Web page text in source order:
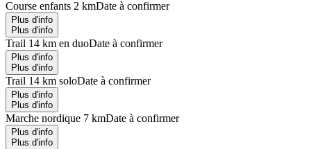
Course enfants 2 kmDate à confirmer
Plus d'info
Plus d'info
Trail 14 km en duoDate à confirmer
Plus d'info
Plus d'info
Trail 14 km soloDate à confirmer
Plus d'info
Plus d'info
Marche nordique 7 kmDate à confirmer
Plus d'info
Plus d'info